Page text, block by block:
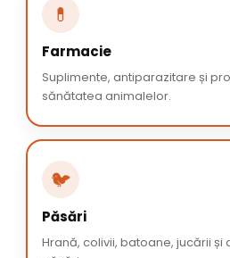
💊
Farmacie
Suplimente, antiparazitare și
sănătatea animalelor.
🐦
Păsări
Hrană, colivii, batoane, jucării și